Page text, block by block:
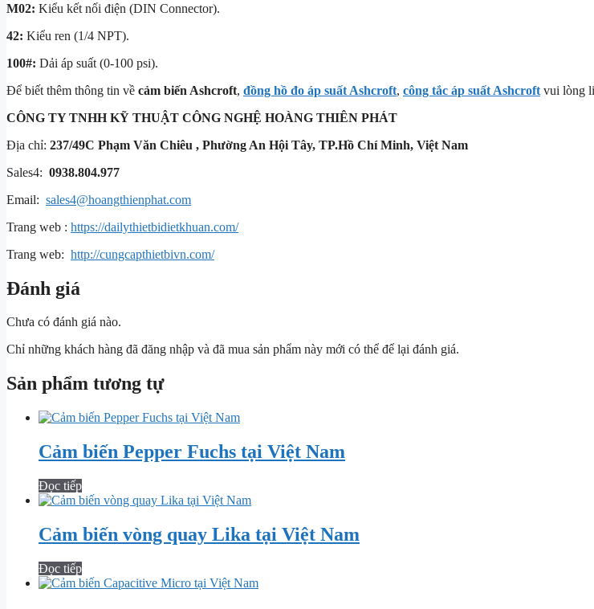
M02: Kiểu kết nối điện (DIN Connector).
42: Kiểu ren (1/4 NPT).
100#: Dải áp suất (0-100 psi).
Để biết thêm thông tin về cảm biến Ashcroft, đồng hồ đo áp suất Ashcroft, công tắc áp suất Ashcroft vui lòng
CÔNG TY TNHH KỸ THUẬT CÔNG NGHỆ HOÀNG THIÊN PHÁT
Địa chỉ: 237/49C Phạm Văn Chiêu , Phường An Hội Tây, TP.Hồ Chí Minh, Việt Nam
Sales4: 0938.804.977
Email: sales4@hoangthienphat.com
Trang web : https://dailythietbidietkhuan.com/
Trang web: http://cungcapthietbivn.com/
Đánh giá
Chưa có đánh giá nào.
Chỉ những khách hàng đã đăng nhập và đã mua sản phẩm này mới có thể để lại đánh giá.
Sản phẩm tương tự
Cảm biến Pepper Fuchs tại Việt Nam
Đọc tiếp
Cảm biến vòng quay Lika tại Việt Nam
Đọc tiếp